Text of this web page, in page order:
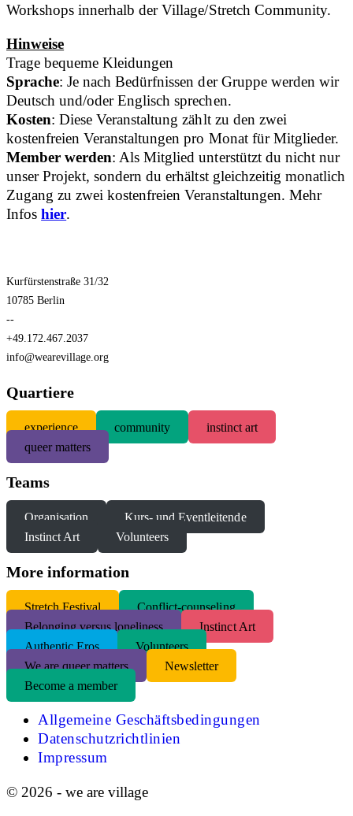
Workshops innerhalb der Village/Stretch Community.
Hinweise
Trage bequeme Kleidungen
Sprache: Je nach Bedürfnissen der Gruppe werden wir
Deutsch und/oder Englisch sprechen.
Kosten: Diese Veranstaltung zählt zu den zwei
kostenfreien Veranstaltungen pro Monat für Mitglieder.
Member werden: Als Mitglied unterstützt du nicht nur
unser Projekt, sondern du erhältst gleichzeitig monatlich
Zugang zu zwei kostenfreien Veranstaltungen. Mehr
Infoshier.
Kurfürstenstraße 31/32
10785 Berlin
--
+49.172.467.2037
info@wearevillage.org
Quartiere
experience community
instinct art
queer matters
Teams
Organisation
Kurs- und Eventleitende
Instinct Art
Volunteers
More information
Stretch Festival
Conflict-counseling
Belonging versus loneliness
Instinct Art
Authentic Eros
Volunteers
We are queer matters
Newsletter
Become a member
Allgemeine Geschäftsbedingungen
Datenschutzrichtlinien
Impressum
© 2026 - we are village